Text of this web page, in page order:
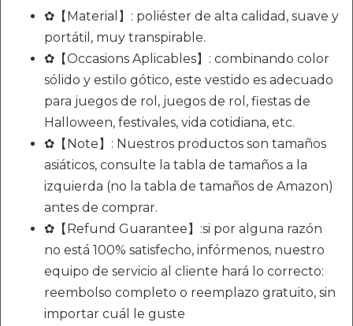
✿【Material】: poliéster de alta calidad, suave y
portátil, muy transpirable.
✿【Occasions Aplicables】: combinando color
sólido y estilo gótico, este vestido es adecuado
para juegos de rol, juegos de rol, fiestas de
Halloween, festivales, vida cotidiana, etc.
✿【Note】: Nuestros productos son tamaños
asiáticos, consulte la tabla de tamaños a la
izquierda (no la tabla de tamaños de Amazon)
antes de comprar.
✿【Refund Guarantee】:si por alguna razón
no está 100% satisfecho, infórmenos, nuestro
equipo de servicio al cliente hará lo correcto:
reembolso completo o reemplazo gratuito, sin
importar cuál le guste